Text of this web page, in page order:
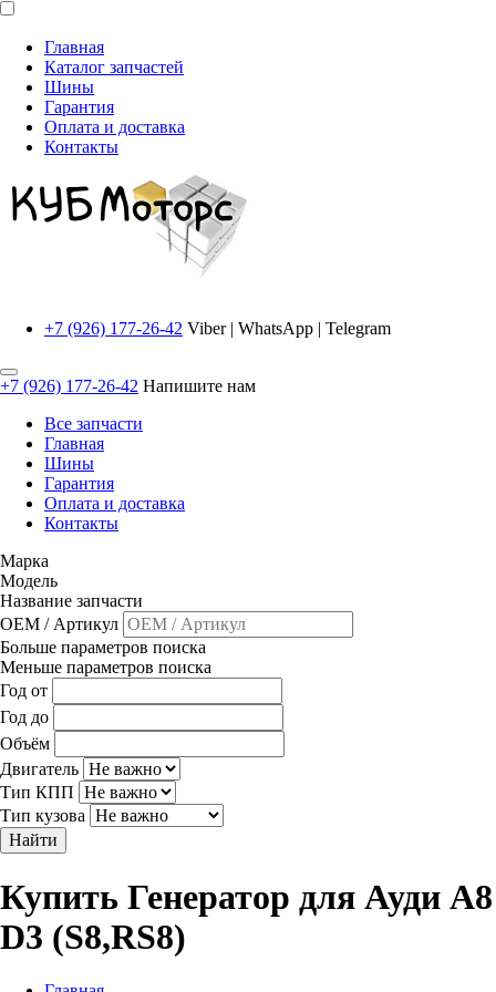
Главная
Каталог запчастей
Шины
Гарантия
Оплата и доставка
Контакты
+7 (926) 177-26-42 Viber | WhatsApp | Telegram
+7 (926) 177-26-42 Напишите нам
Все запчасти
Главная
Шины
Гарантия
Оплата и доставка
Контакты
Марка
Модель
Название запчасти
OEM / Артикул
Больше параметров поиска
Меньше параметров поиска
Год от
Год до
Объём
Двигатель
Тип КПП
Тип кузова
Найти
Купить Генератор для Ауди A8
D3 (S8,RS8)